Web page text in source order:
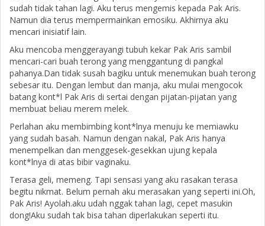
sudah tidak tahan lagi. Aku terus mengemis kepada Pak Aris.
Namun dia terus mempermainkan emosiku. Akhirnya aku
mencari inisiatif lain.
Aku mencoba menggerayangi tubuh kekar Pak Aris sambil
mencari-cari buah terong yang menggantung di pangkal
pahanya.Dan tidak susah bagiku untuk menemukan buah terong
sebesar itu. Dengan lembut dan manja, aku mulai mengocok
batang kont*l Pak Aris di sertai dengan pijatan-pijatan yang
membuat beliau merem melek.
Perlahan aku membimbing kont*lnya menuju ke memiawku
yang sudah basah. Namun dengan nakal, Pak Aris hanya
menempelkan dan menggesek-gesekkan ujung kepala
kont*lnya di atas bibir vaginaku.
Terasa geli, memeng. Tapi sensasi yang aku rasakan terasa
begitu nikmat. Belum pernah aku merasakan yang seperti ini.Oh,
Pak Aris! Ayolah.aku udah nggak tahan lagi, cepet masukin
dong!Aku sudah tak bisa tahan diperlakukan seperti itu.